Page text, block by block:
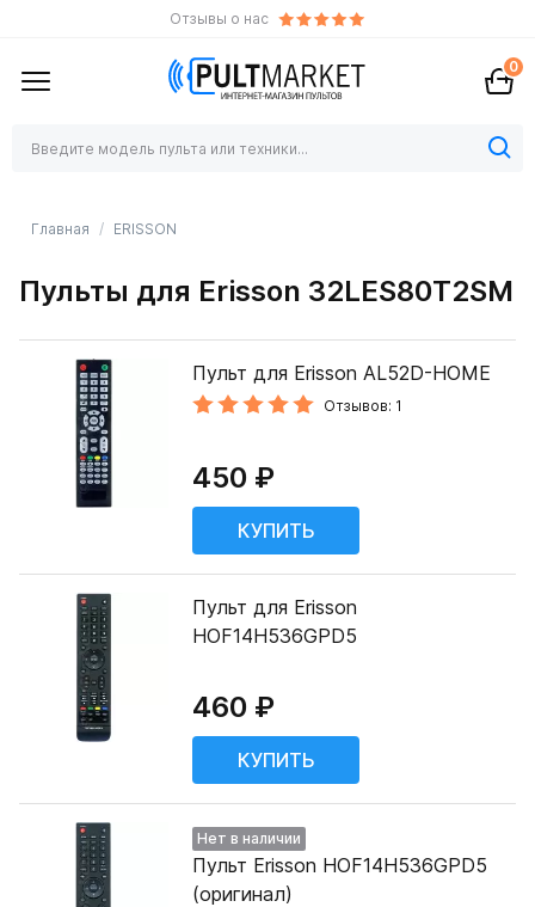
Отзывы о нас
0
Главная ERISSON
Пульты для Erisson 32LES80T2SM
Пульт для Erisson AL52D-HOME
Отзывов: 1
450 ₽
Пульт для Erisson
HOF14H536GPD5
460 ₽
Нет в наличии
Пульт Erisson HOF14H536GPD5
(оригинал)